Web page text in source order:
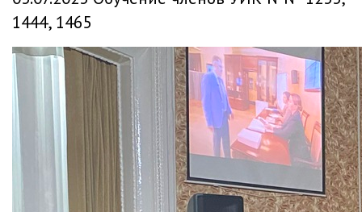
1444, 1465